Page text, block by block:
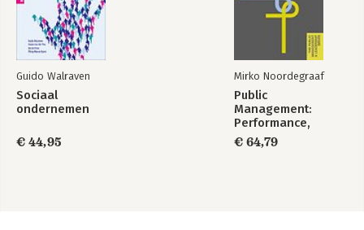
Guido Walraven
Sociaal
ondernemen
€ 44,95
Mirko Noordegraaf
Public
Management:
Performance,
Professionalism
and Politics
€ 64,79